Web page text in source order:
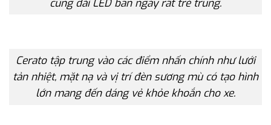
cùng dải LED ban ngày rất trẻ trung.
Cerato tập trung vào các điểm nhấn chính như lưới
tản nhiệt, mặt nạ và vị trí đèn sương mù có tạo hình
lớn mang đến dáng vẻ khỏe khoắn cho xe.